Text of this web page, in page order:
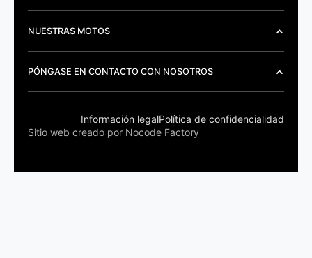
NUESTRAS MOTOS
PÓNGASE EN CONTACTO CON NOSOTROS
Información legalPolítica de confidencialidad
Sitio web creado por Nocode Factory